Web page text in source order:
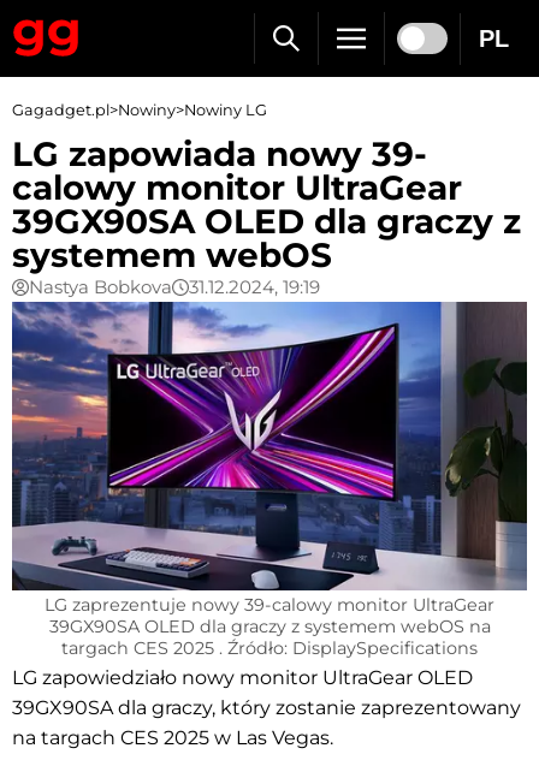
PL
Gagadget.pl>Nowiny>Nowiny LG
LG zapowiada nowy 39-
calowy monitor UltraGear
39GX90SA OLED dla graczy z
systemem webOS
Nastya Bobkova 31.12.2024, 19:19
LG zaprezentuje nowy 39-calowy monitor UltraGear
39GX90SA OLED dla graczy z systemem webOS na
targach CES 2025 . Źródło: DisplaySpecifications
LG zapowiedziało nowy monitor UltraGear OLED
39GX90SA dla graczy, który zostanie zaprezentowany
na targach CES 2025 w Las Vegas.